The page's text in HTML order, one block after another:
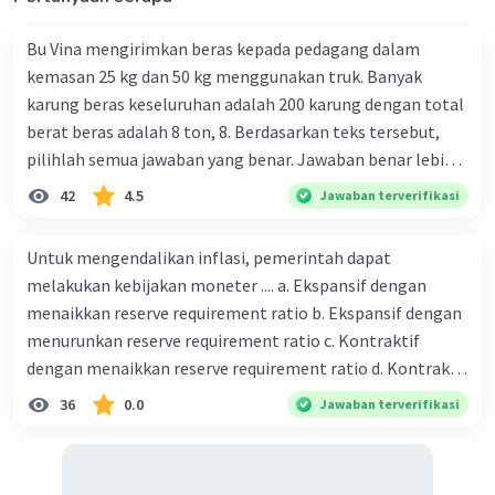
Bu Vina mengirimkan beras kepada pedagang dalam
kemasan 25 kg dan 50 kg menggunakan truk. Banyak
karung beras keseluruhan adalah 200 karung dengan total
berat beras adalah 8 ton, 8. Berdasarkan teks tersebut,
pilihlah semua jawaban yang benar. Jawaban benar lebih
dari satu. Banyak karung beras kemasan 25 kg adalah 50
buah. Banyak karung beras kemasan 50 kg adalah 150
ton. Perbandingan berat beras kemasan 25 kg dan 50 kg
dalam truk adalah 1: 3. 9. Berdasarkan teks tersebut, jika
biaya setiap beras karung kecil adalah Rp7.500 dan karung
besar Rp14.000, berapakah biaya angkut semua beras yang
harus dibayar oleh Bu Vina? A. Rp2.540.000 C. Rp2.312.000 B.
Rp2.475.000 D. Rp2.280.000
42 4.5 Jawaban terverifikasi
Untuk mengendalikan inflasi, pemerintah dapat
melakukan kebijakan moneter .... a. Ekspansif dengan
menaikkan reserve requirement ratio b. Ekspansif dengan
menurunkan reserve requirement ratio c. Kontraktif
dengan menaikkan reserve requirement ratio d. Kontraktif
dengan menurunkan reserve requirement ratio e.
Ekspansif dengan menaikkan tingkat diskonto Bila Bank
36 0.0 Jawaban terverifikasi